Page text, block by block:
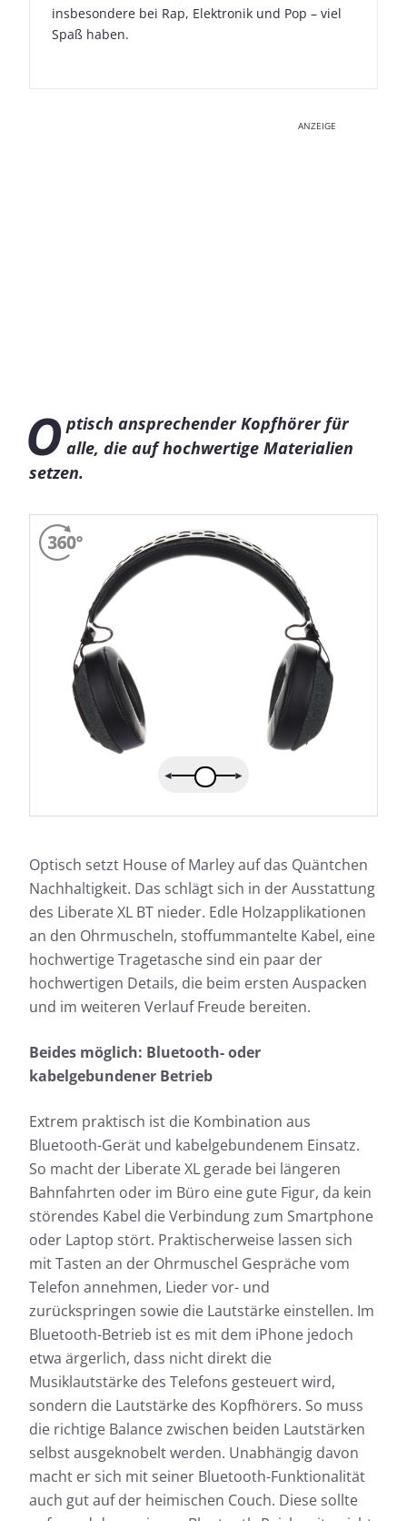
insbesondere bei Rap, Elektronik und Pop – viel
Spaß haben.
ANZEIGE
O ptisch ansprechender Kopfhörer für
alle, die auf hochwertige Materialien
setzen.
Optisch setzt House of Marley auf das Quäntchen
Nachhaltigkeit. Das schlägt sich in der Ausstattung
des Liberate XL BT nieder. Edle Holzapplikationen
an den Ohrmuscheln, stoffummantelte Kabel, eine
hochwertige Tragetasche sind ein paar der
hochwertigen Details, die beim ersten Auspacken
und im weiteren Verlauf Freude bereiten.
Beides möglich: Bluetooth- oder
kabelgebundener Betrieb
Extrem praktisch ist die Kombination aus
Bluetooth-Gerät und kabelgebundenem Einsatz.
So macht der Liberate XL gerade bei längeren
Bahnfahrten oder im Büro eine gute Figur, da kein
störendes Kabel die Verbindung zum Smartphone
oder Laptop stört. Praktischerweise lassen sich
mit Tasten an der Ohrmuschel Gespräche vom
Telefon annehmen, Lieder vor- und
zurückspringen sowie die Lautstärke einstellen. Im
Bluetooth-Betrieb ist es mit dem iPhone jedoch
etwa ärgerlich, dass nicht direkt die
Musiklautstärke des Telefons gesteuert wird,
sondern die Lautstärke des Kopfhörers. So muss
die richtige Balance zwischen beiden Lautstärken
selbst ausgeknobelt werden. Unabhängig davon
macht er sich mit seiner Bluetooth-Funktionalität
auch gut auf der heimischen Couch. Diese sollte